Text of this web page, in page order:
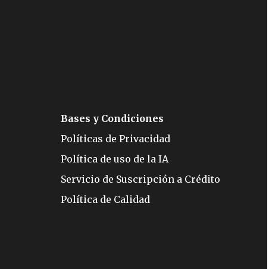
Bases y Condiciones
Políticas de Privacidad
Política de uso de la IA
Servicio de Suscripción a Crédito
Política de Calidad